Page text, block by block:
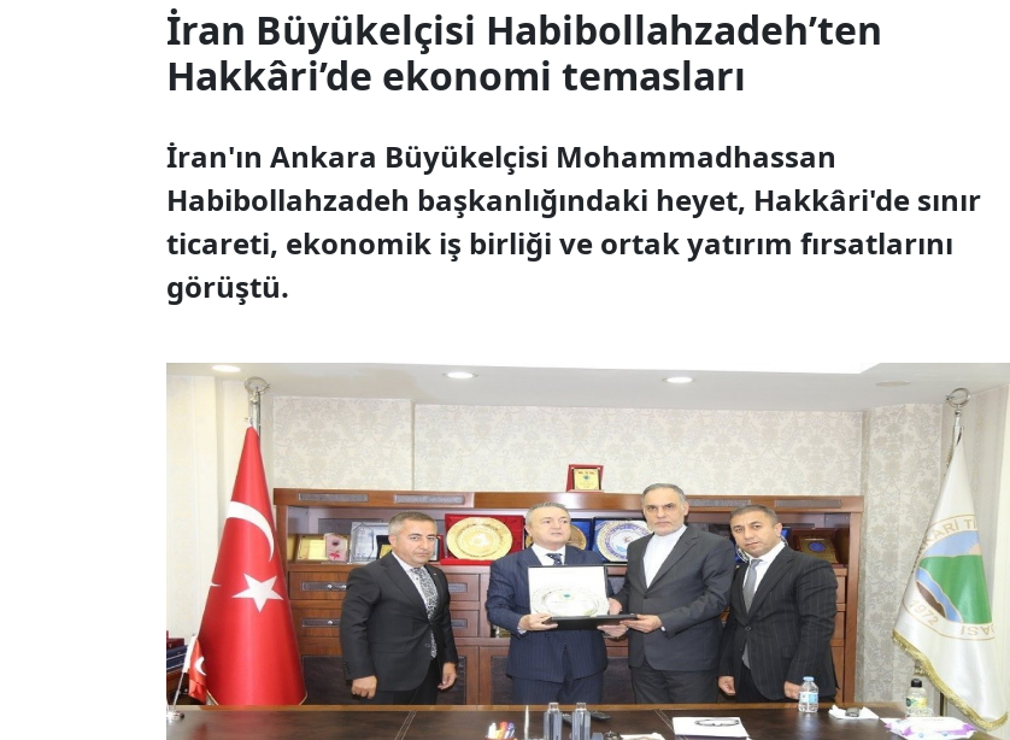
İran Büyükelçisi Habibollahzadeh’ten
Hakkâri’de ekonomi temasları
İran'ın Ankara Büyükelçisi Mohammadhassan
Habibollahzadeh başkanlığındaki heyet, Hakkâri'de sınır
ticareti, ekonomik iş birliği ve ortak yatırım fırsatlarını
görüştü.